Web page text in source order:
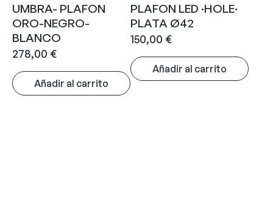
UMBRA- PLAFON
ORO-NEGRO-
BLANCO
278,00 €
Añadir al carrito
PLAFON LED ·HOLE·
PLATA Ø42
150,00 €
Añadir al carrito